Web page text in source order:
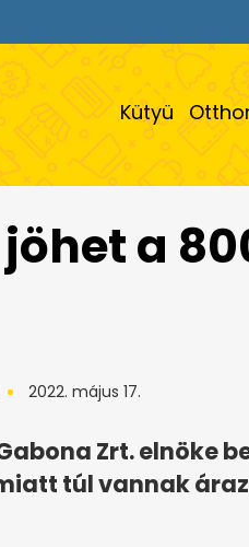
Kütyü
a
2022. május 17.
Zrt. elnöke
túl vannak